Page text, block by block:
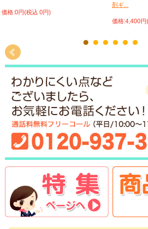
価格:0円(税込 0円)
剤ギ...
価格:4,400